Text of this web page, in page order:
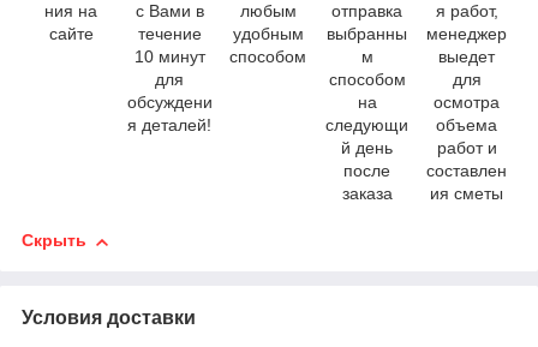
ния на
сайте
с Вами в
течение
10 минут
для
обсуждени
я деталей!
любым
удобным
способом
отправка
выбранны
м
способом
на
следующи
й день
после
заказа
я работ,
менеджер
выедет
для
осмотра
объема
работ и
составлен
ия сметы
Скрыть
Условия доставки